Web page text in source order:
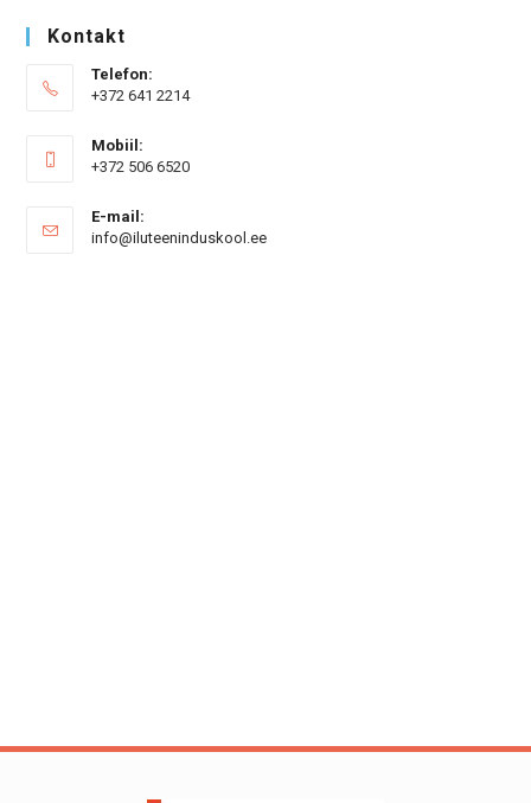
Kontakt
Telefon:
+372 641 2214
Mobiil:
+372 506 6520
E-mail:
info@iluteeninduskool.eeOpens